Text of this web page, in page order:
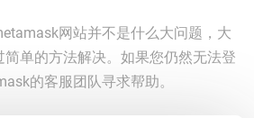
网站并不是什么大问题，大
单的方法解决。如果您仍然无法登
的客服团队寻求帮助。